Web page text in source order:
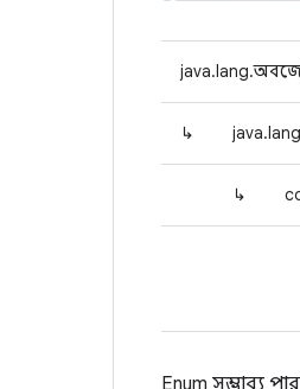
↳
↳
Enum সম্ভাব্য